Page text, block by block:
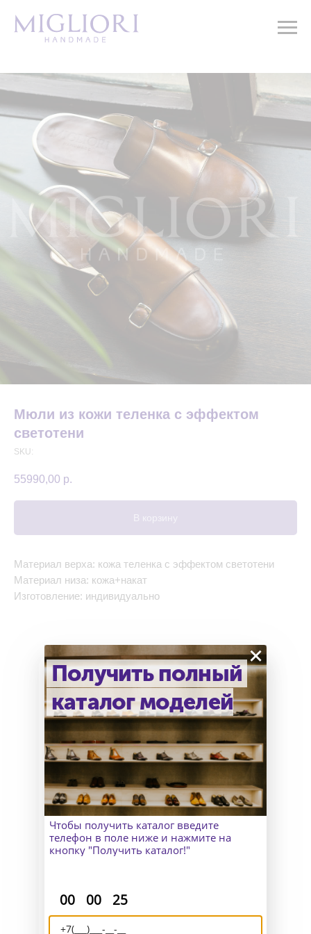
Мюли из кожи теленка с эффектом
светотени
SKU:
55990,00 р.
В корзину
Материал верха: кожа теленка с эффектом светотени
Материал низа: кожа+накат
Изготовление: индивидуально
Доставка и возврат
В Москве к Вам приедет
замерщик, а для клиентов
из других городов организуем
удаленный пошив и отправим
макеты для снятия мерок.
Как узнать точный размер?
Отправляем Вашу обувь по всему
Получить полный
каталог моделей
×
Чтобы получить каталог введите
телефон в поле ниже и нажмите на
кнопку "Получить каталог!"
00 00 25